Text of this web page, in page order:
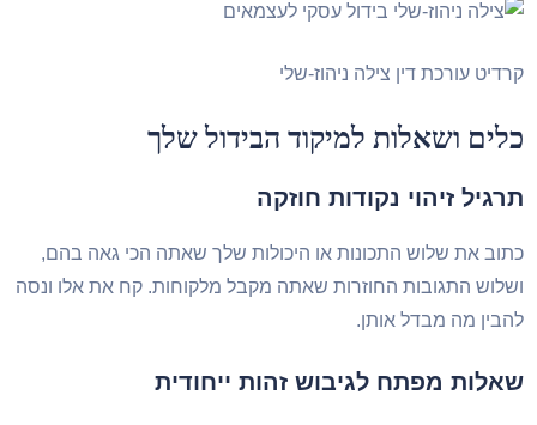
קרדיט עורכת דין צילה ניהוז-שלי
כלים ושאלות למיקוד הבידול שלך
תרגיל זיהוי נקודות חוזקה
כתוב את שלוש התכונות או היכולות שלך שאתה הכי גאה בהם,
ושלוש התגובות החוזרות שאתה מקבל מלקוחות. קח את אלו ונסה
להבין מה מבדל אותן.
שאלות מפתח לגיבוש זהות ייחודית